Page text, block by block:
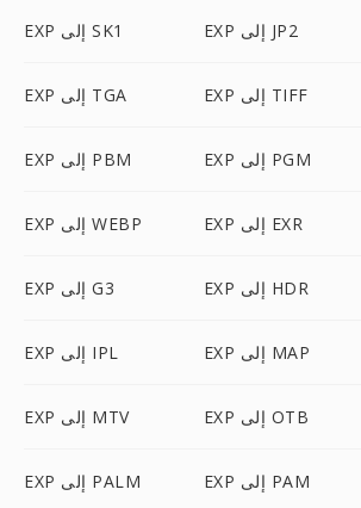
EXP إلى SK1 EXP إلى JP2
EXP إلى TGA EXP إلى TIFF
EXP إلى PBM EXP إلى PGM
EXP إلى WEBP EXP إلى EXR
EXP إلى G3 EXP إلى HDR
EXP إلى IPL EXP إلى MAP
EXP إلى MTV EXP إلى OTB
EXP إلى PALM EXP إلى PAM